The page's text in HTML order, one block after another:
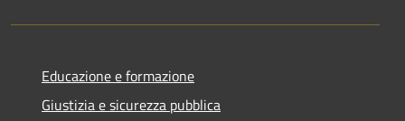
Educazione e formazione
Giustizia e sicurezza pubblica